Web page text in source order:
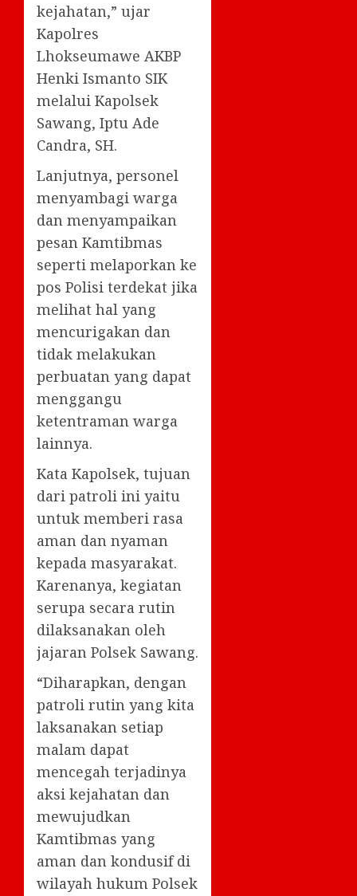
kejahatan,” ujar
Kapolres
Lhokseumawe AKBP
Henki Ismanto SIK
melalui Kapolsek
Sawang, Iptu Ade
Candra, SH.
Lanjutnya, personel
menyambagi warga
dan menyampaikan
pesan Kamtibmas
seperti melaporkan ke
pos Polisi terdekat jika
melihat hal yang
mencurigakan dan
tidak melakukan
perbuatan yang dapat
menggangu
ketentraman warga
lainnya.
Kata Kapolsek, tujuan
dari patroli ini yaitu
untuk memberi rasa
aman dan nyaman
kepada masyarakat.
Karenanya, kegiatan
serupa secara rutin
dilaksanakan oleh
jajaran Polsek Sawang.
“Diharapkan, dengan
patroli rutin yang kita
laksanakan setiap
malam dapat
mencegah terjadinya
aksi kejahatan dan
mewujudkan
Kamtibmas yang
aman dan kondusif di
wilayah hukum Polsek